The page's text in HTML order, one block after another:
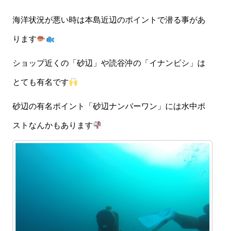
海洋状況が悪い時は本島近辺のポイントで潜る事があ
ります
ショップ近くの「砂辺」や読谷沖の「イナンビシ」は
とても有名です
砂辺の有名ポイント「砂辺ナンバーワン」には水中ポ
ストなんかもあります